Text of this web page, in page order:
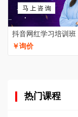
抖音网红学习培训班
￥询价
热门课程